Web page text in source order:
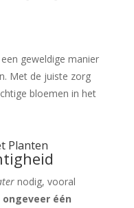
geweldige manier
Met de juiste zorg
bloemen in het
Planten
nodig, vooral
ongeveer één